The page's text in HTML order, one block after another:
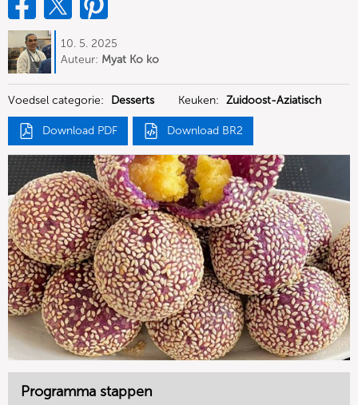
10. 5. 2025
Auteur: Myat Ko ko
Voedsel categorie: Desserts Keuken: Zuidoost-Aziatisch
Download PDF Download BR2
Programma stappen